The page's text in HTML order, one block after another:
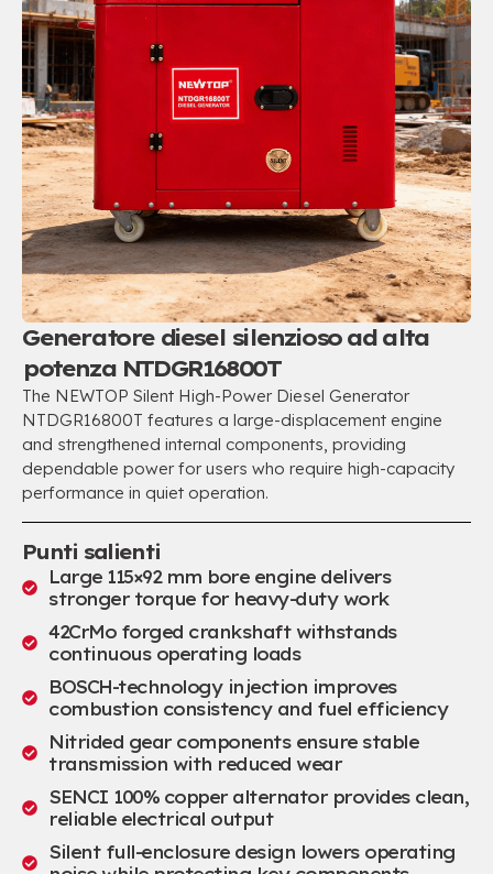
Generatore diesel silenzioso ad alta
potenza NTDGR16800T
The NEWTOP Silent High-Power Diesel Generator
NTDGR16800T features a large-displacement engine
and strengthened internal components, providing
dependable power for users who require high-capacity
performance in quiet operation.
Punti salienti
Large 115×92 mm bore engine delivers
stronger torque for heavy-duty work
42CrMo forged crankshaft withstands
continuous operating loads
BOSCH-technology injection improves
combustion consistency and fuel efficiency
Nitrided gear components ensure stable
transmission with reduced wear
SENCI 100% copper alternator provides clean,
reliable electrical output
Silent full-enclosure design lowers operating